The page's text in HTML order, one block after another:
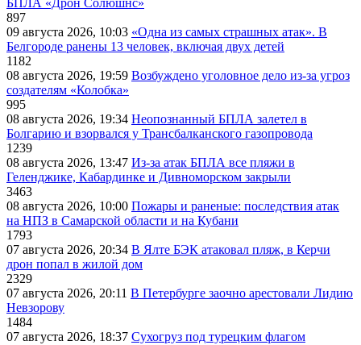
БПЛА «Дрон Солюшнс»
897
09 августа 2026, 10:03 «Одна из самых страшных атак». В
Белгороде ранены 13 человек, включая двух детей
1182
08 августа 2026, 19:59 Возбуждено уголовное дело из-за угроз
создателям «Колобка»
995
08 августа 2026, 19:34 Неопознанный БПЛА залетел в
Болгарию и взорвался у Трансбалканского газопровода
1239
08 августа 2026, 13:47 Из-за атак БПЛА все пляжи в
Геленджике, Кабардинке и Дивноморском закрыли
3463
08 августа 2026, 10:00 Пожары и раненые: последствия атак
на НПЗ в Самарской области и на Кубани
1793
07 августа 2026, 20:34 В Ялте БЭК атаковал пляж, в Керчи
дрон попал в жилой дом
2329
07 августа 2026, 20:11 В Петербурге заочно арестовали Лидию
Невзорову
1484
07 августа 2026, 18:37 Сухогруз под турецким флагом